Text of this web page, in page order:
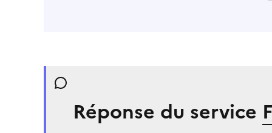
Réponse du service